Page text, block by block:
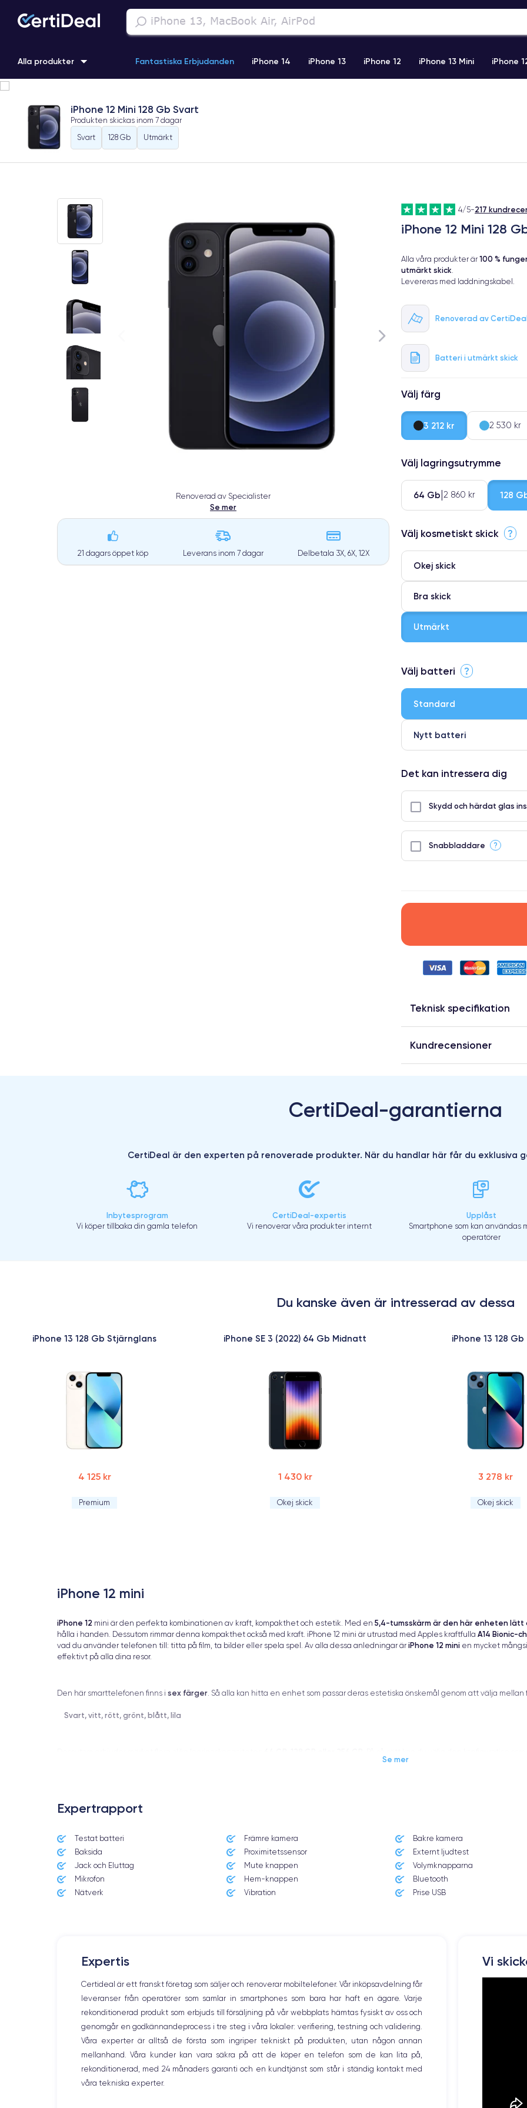
Alla produkter Fantastiska Erbjudanden iPhone 14 iPhone 13 iPhone 12 iPhone 13 Mini iPhone
iPhone 11 Pro iPhone 15 Pro
iPhone 12 Mini 128 Gb Svart
Produkten skickas inom 7 dagar
Svart
128 Gb Utmärkt
Renoverad av Specialister
Se mer
21 dagars öppet köp Leverans inom 7 dagar Delbetala 3X, 6X, 12X
4/5-217
iPhone 12 Mini 128
Alla våra produkter är 100 %
utmärkt skick
Levereras med laddningskabel.
Renoverad av
Batteri i utmärkt skick
Välj färg
3 212 kr 2 530 kr
Välj lagringsutrymme
64 Gb 2 860 kr 128
Välj kosmetiskt skick ?
Okej skick
Bra skick
Utmärkt
⭐ Premium
Välj batteri ?
Standard
Nytt batteri
Det kan intressera dig
Skydd och härdat glas
Snabbladdare ?
Teknisk specifikation
Kundrecensioner
CertiDeal-garantierna
CertiDeal är den experten på renoverade produkter. När du handlar här får du exklusiva
Inbytesprogram
Vi köper tillbaka din gamla telefon
CertiDeal-expertis
Vi renoverar våra produkter internt
Upplåst
Smartphone som kan användas
operatörer
Du kanske även är intresserad av dessa
iPhone 13 128 Gb Stjärnglans
4 125 kr
Premium
iPhone SE 3 (2022) 64 Gb Midnatt
1 430 kr
Okej skick
iPhone 13 128 Gb
3 278 kr
Okej skick
iPhone 12 mini
iPhone 12 mini är den perfekta kombinationen av kraft, kompakthet och estetik. Med en 5,4-tumsskärm är den här enheten
hålla i handen. Dessutom rimmar denna kompakthet också med kraft. iPhone 12 mini är utrustad med Apples kraftfulla A14 Bionic-
vad du använder telefonen till: titta på film, ta bilder eller spela spel. Av alla dessa anledningar är iPhone 12 mini en mycket
effektivt på alla dina resor.
Den här smarttelefonen finns i sex färger. Så alla kan hitta en enhet som passar deras estetiska önskemål genom att välja
Svart, vitt, rött, grönt, blått, lila
Fördelarna med iPhone 12 mini
Med så mycket teknik och innovation kommer priset på telefonen att stiga. Du kan dock enkelt dra nytta av enhetens styrkor om
då dra nytta av ett pris som är upp till 70 % lägre än dess nya motsvarighet.
iPhone 12 miniär liten men effektiv och har en OLED-skärm med en upplösning på 2340 x 1080 pixlar och en densitet på 476
och behaglig. Dessutom garanterar HDR-kompatibilitet och ett kontrastförhållande på 2 000 000:1 en enastående prestanda
Ljud:
Audiofiler kommer att bli nöjda med den här enheten. Den har två stereohögtalare. Dessutom är högtalarna Dolby Atmos-
ljudet i en kompakt, högpresterande enhet.
Se mer
Expertrapport
Testat batteri Främre kamera
Bakre kamera
Baksida
Proximitetssensor
Externt ljudtest
Jack och Eluttag
Mute knappen
Volymknapparna
Mikrofon
Hem-knappen
Bluetooth
Nätverk
Vibration Prise USB
Expertis
Certideal är ett franskt företag som säljer och renoverar mobiltelefoner. Vår inköpsavdelning får
leveranser från operatörer som samlar in smartphones som bara har haft en ägare. Varje
rekonditionerad produkt som erbjuds till försäljning på vår webbplats hämtas fysiskt av oss och
genomgår en godkännandeprocess i tre steg i våra lokaler: verifiering, testning och validering.
Våra experter är alltså de första som ingriper tekniskt på produkten, utan någon annan
mellanhand. Våra kunder kan vara säkra på att de köper en telefon som de kan lita på,
rekonditionerad, med 24 månaders garanti och en kundtjänst som står i ständig kontakt med
våra tekniska experter.
Vi